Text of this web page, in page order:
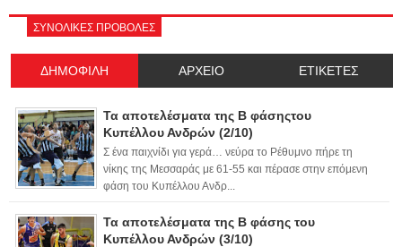
ΣΥΝΟΛΙΚΕΣ ΠΡΟΒΟΛΕΣ
ΔΗΜΟΦΙΛΗ ΑΡΧΕΙΟ ΕΤΙΚΕΤΕΣ
Τα αποτελέσματα της Β φάσηςτου
Κυπέλλου Ανδρών (2/10)
Σ ένα παιχνίδι για γερά… νεύρα το Ρέθυμνο πήρε τη
νίκης της Μεσσαράς με 61-55 και πέρασε στην επόμενη
φάση του Κυπέλλου Ανδρ...
Τα αποτελέσματα της Β φάσης του
Κυπέλλου Ανδρών (3/10)